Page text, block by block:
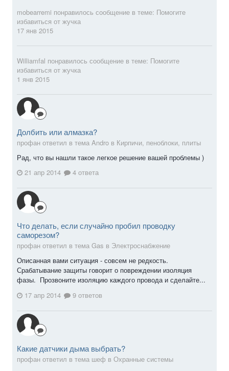
mobearremi понравилось сообщение в теме: Помогите
избавиться от жучка
17 янв 2015
Williamfal понравилось сообщение в теме: Помогите
избавиться от жучка
1 янв 2015
Долбить или алмазка?
профан ответил в тема Andro в Кирпичи, пеноблоки, плиты
Рад, что вы нашли такое легкое решение вашей проблемы )
21 апр 2014
4 ответа
Что делать, если случайно пробил проводку
саморезом?
профан ответил в тема Gas в Электроснабжение
Описанная вами ситуация - совсем не редкость.
Срабатывание защиты говорит о повреждении изоляция
фазы. Прозвоните изоляцию каждого провода и сделайте...
17 апр 2014
9 ответов
Какие датчики дыма выбрать?
профан ответил в тема шеф в Охранные системы